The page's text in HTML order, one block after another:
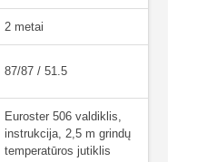
2 metai
87/87 / 51.5
Euroster 506 valdiklis,
instrukcija, 2,5 m grindų
temperatūros jutiklis